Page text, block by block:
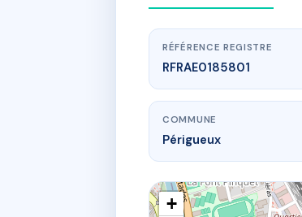
RÉFÉRENCE REGISTRE
RFRAE0185801
COMMUNE
Périgueux
+